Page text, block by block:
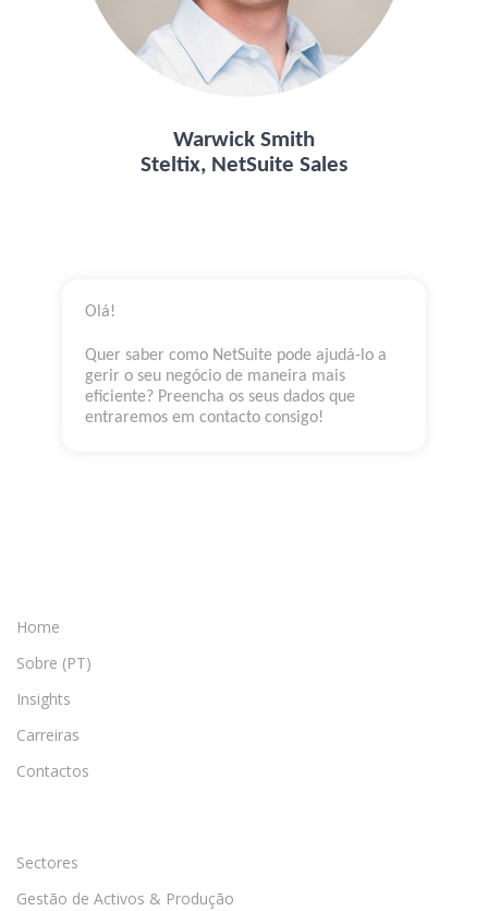
Warwick Smith
Steltix, NetSuite Sales
Olá!
Quer saber como NetSuite pode ajudá-lo a
gerir o seu negócio de maneira mais
eficiente? Preencha os seus dados que
entraremos em contacto consigo!
Home
Sobre (PT)
Insights
Carreiras
Contactos
Sectores
Gestão de Activos & Produção